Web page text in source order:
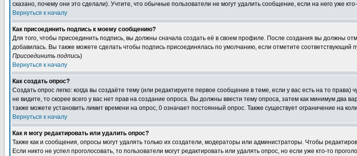
сказано, почему они это сделали). Учтите, что обычные пользователи не могут удалить сообщение, если на него уже
Вернуться к началу
Как присоединить подпись к моему сообщению?
Для того, чтобы присоединить подпись, вы должны сначала создать её в своем профиле. После создания вы должны
добавилась. Вы также можете сделать чтобы подпись присоединялась по умолчанию, если отметите
Присоединить подпись)
Вернуться к началу
Как создать опрос?
Создать опрос легко: когда вы создаёте тему (или редактируете первое сообщение в теме, если у вас есть на то
не видите, то скорее всего у вас нет прав на создание опроса. Вы должны ввести тему опроса, затем как минимум два
также можете установить лимит времени на опрос, 0 означает постоянный опрос. Также существует ограничение на
Вернуться к началу
Как я могу редактировать или удалить опрос?
Также как и сообщения, опросы могут удалять только их создатели, модераторы или администраторы. Чтобы
Если никто не успел проголосовать, то пользователи могут редактировать или удалять опрос, но если уже кто-то